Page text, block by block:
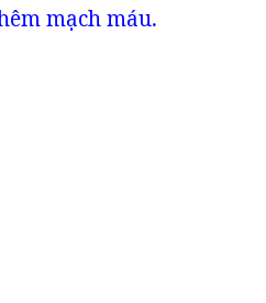
mạch máu.